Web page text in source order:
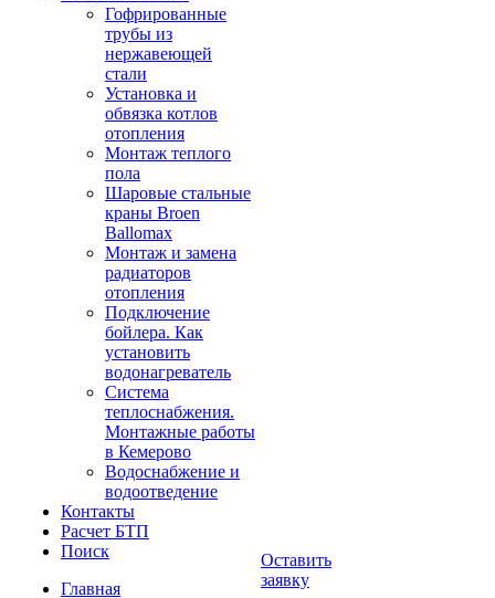
Гофрированные
трубы из
нержавеющей
стали
Установка и
обвязка котлов
отопления
Монтаж теплого
пола
Шаровые стальные
краны Broen
Ballomax
Монтаж и замена
радиаторов
отопления
Подключение
бойлера. Как
установить
водонагреватель
Система
теплоснабжения.
Монтажные работы
в Кемерово
Водоснабжение и
водоотведение
Контакты
Расчет БТП
Поиск
Главная
Оставить
заявку